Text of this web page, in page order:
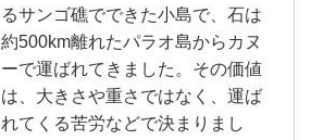
るサンゴ礁でできた小島で、石は
約500km離れたパラオ島からカヌ
ーで運ばれてきました。その価値
は、大きさや重さではなく、運ば
れてくる苦労などで決まりまし